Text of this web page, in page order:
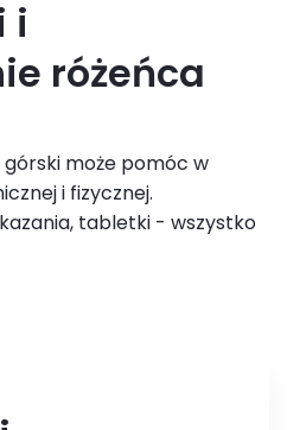
i
różeńca
górski może pomóc w
i fizycznej.
tabletki - wszystko